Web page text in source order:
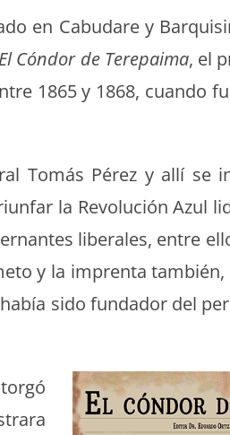
en Cabu­dare y
El Cón­dor de Tere­paima, el
1865 y 1868, cuan­do
Tomás Pérez y allí se
la Rev­olu­ción Azul
lib­erales, entre
y la imprenta
sido fun­dador del